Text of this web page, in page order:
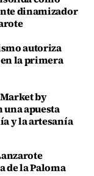
dinamizador
autoriza
la primera
by
apuesta
y la artesanía
de la Paloma